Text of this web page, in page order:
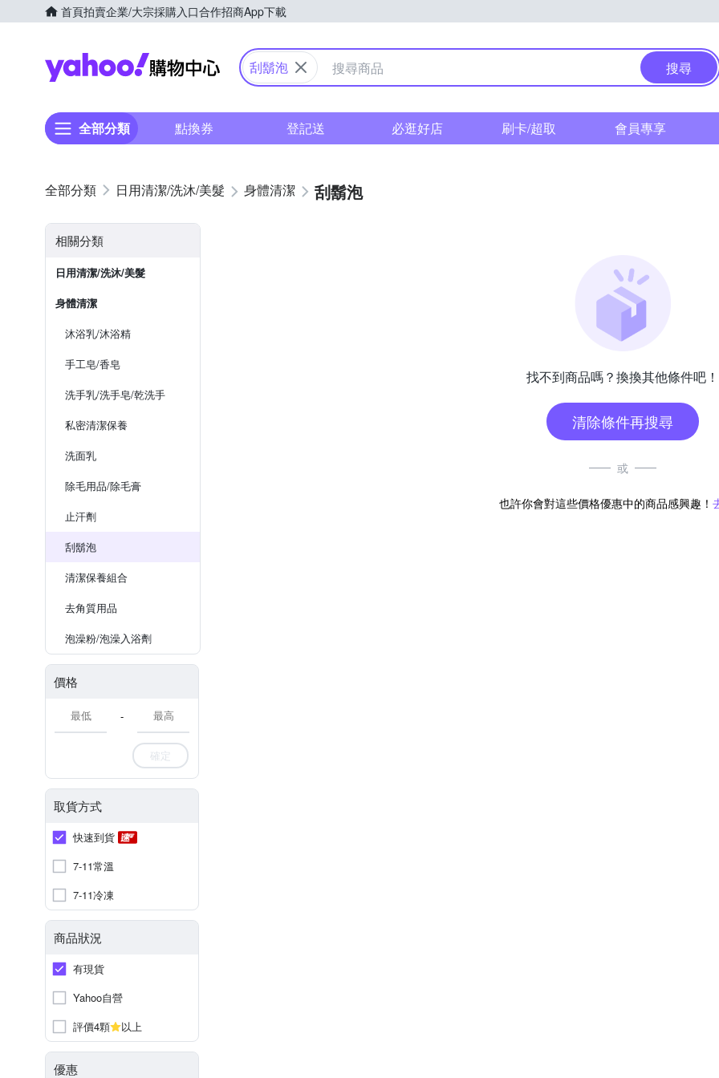
首頁拍賣企業/大宗採購入口合作招商App下載
Yahoo購物中心
刮鬍泡 搜尋
全部分類 點換券 登記送 必逛好店 刷卡/超取 會員專享
日用清潔/洗沐/美髮 身體清潔 刮鬍泡
相關分類
日用清潔/洗沐/美髮
身體清潔
沐浴乳/沐浴精
手工皂/香皂
洗手乳/洗手皂/乾洗手
私密清潔保養
洗面乳
除毛用品/除毛膏
止汗劑
刮鬍泡
清潔保養組合
去角質用品
泡澡粉/泡澡入浴劑
價格
-
確定
取貨方式
快速到貨
7-11常溫
7-11冷凍
商品狀況
有現貨
Yahoo自營
評價4顆
以上
優惠
找不到商品嗎？換換其他條件吧！
清除條件再搜尋
或
也許你會對這些價格優惠中的商品感興趣！